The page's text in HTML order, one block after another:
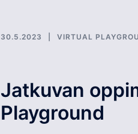
30.5.2023 VIRTUAL
Jatkuvan
Playground